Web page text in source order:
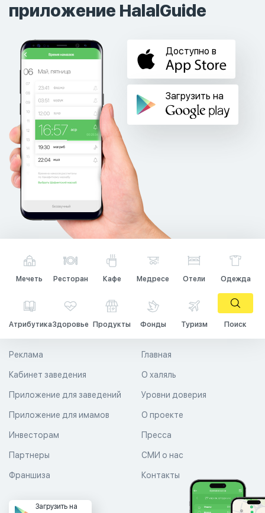
приложение HalalGuide
Доступно в
Загрузить на
Мечеть Ресторан Кафе Медресе Отели Одежда
АтрибутикаЗдоровье Продукты Фонды Туризм Поиск
Главная
О халяль
Уровни доверия
Реклама
Кабинет заведения
Приложение для заведений
Приложение для имамов О проекте
Пресса
СМИ о нас
Контакты
Инвесторам
Партнеры
Франшиза
Загрузить на